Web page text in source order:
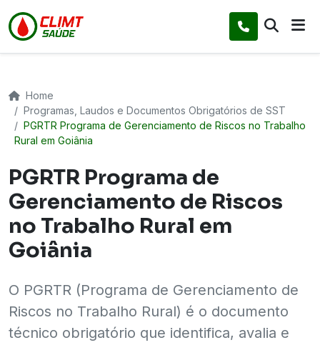
Home
Programas, Laudos e Documentos Obrigatórios de SST
PGRTR Programa de Gerenciamento de Riscos no Trabalho
Rural em Goiânia
PGRTR Programa de
Gerenciamento de Riscos
no Trabalho Rural em
Goiânia
O PGRTR (Programa de Gerenciamento de
Riscos no Trabalho Rural) é o documento
técnico obrigatório que identifica, avalia e